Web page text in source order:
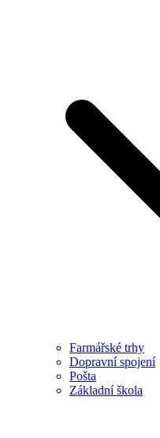
Farmářské trhy
Dopravní spojení
Pošta
Základní škola